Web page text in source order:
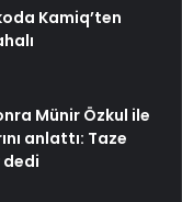
Kamiq’ten
Münir Özkul ile
anlattı: Taze
dedi